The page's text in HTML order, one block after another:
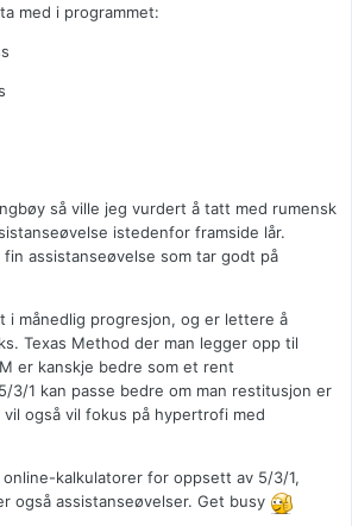
med i programmet:
så ville jeg vurdert å tatt med rumensk
istedenfor framside lår.
assistanseøvelse som tar godt på
i månedlig progresjon, og er lettere å
Texas Method der man legger opp til
er kanskje bedre som et rent
3/1 kan passe bedre om man restitusjon er
også vil fokus på hypertrofi med
kalkulatorer for oppsett av 5/3/1,
også assistanseøvelser. Get busy